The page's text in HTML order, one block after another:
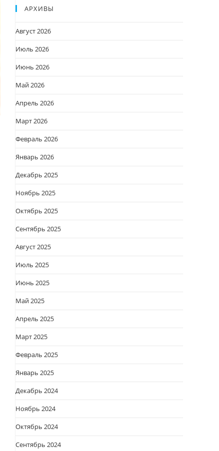
АРХИВЫ
Август 2026
Июль 2026
Июнь 2026
Май 2026
Апрель 2026
Март 2026
Февраль 2026
Январь 2026
Декабрь 2025
Ноябрь 2025
Октябрь 2025
Сентябрь 2025
Август 2025
Июль 2025
Июнь 2025
Май 2025
Апрель 2025
Март 2025
Февраль 2025
Январь 2025
Декабрь 2024
Ноябрь 2024
Октябрь 2024
Сентябрь 2024